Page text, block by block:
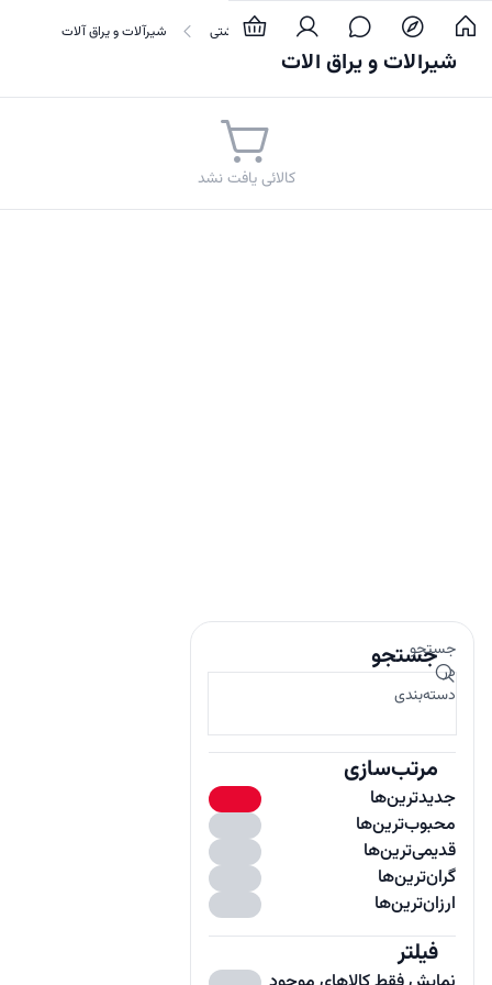
خانه و آشپزخانه حمام و سرویس بهداشتی شیرآلات و یراق آلات
شیرآلات و یراق آلات
کالائی یافت نشد
جستجو
جستجو
در
دسته‌بندی
مرتب‌سازی
جدیدترین‌ها
محبوب‌ترین‌ها
قدیمی‌ترین‌ها
گران‌ترین‌ها
ارزان‌ترین‌ها
فیلتر